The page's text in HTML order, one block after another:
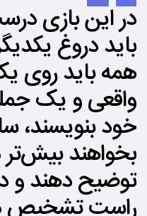
در این بازی
باید دروغ
همه باید روی
واقعی و یک
خود بنویسند،
بخواهند
توضیح دهند و
راست تشخیص